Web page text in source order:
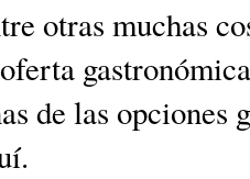
otras muchas
de las opciones